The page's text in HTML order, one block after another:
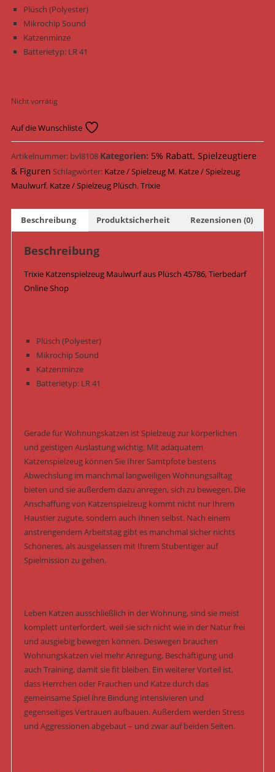
Plüsch (Polyester)
Mikrochip Sound
Katzenminze
Batterietyp: LR 41
Nicht vorrätig
Auf die Wunschliste
Artikelnummer: bvl8108 Kategorien: 5% Rabatt, Spielzeugtiere
& Figuren Schlagwörter: Katze / Spielzeug M, Katze / Spielzeug
Maulwurf, Katze / Spielzeug Plüsch,Trixie
Beschreibung Produktsicherheit Rezensionen (0)
Beschreibung
Trixie Katzenspielzeug Maulwurf aus Plüsch 45786, Tierbedarf
Online Shop
Plüsch (Polyester)
Mikrochip Sound
Katzenminze
Batterietyp: LR 41
Gerade für Wohnungskatzen ist Spielzeug zur körperlichen
und geistigen Auslastung wichtig. Mit adäquatem
Katzenspielzeug können Sie Ihrer Samtpfote bestens
Abwechslung im manchmal langweiligen Wohnungsalltag
bieten und sie außerdem dazu anregen, sich zu bewegen. Die
Anschaffung von Katzenspielzeug kommt nicht nur Ihrem
Haustier zugute, sondern auch Ihnen selbst. Nach einem
anstrengendem Arbeitstag gibt es manchmal sicher nichts
Schöneres, als ausgelassen mit Ihrem Stubentiger auf
Spielmission zu gehen.
Leben Katzen ausschließlich in der Wohnung, sind sie meist
komplett unterfordert, weil sie sich nicht wie in der Natur frei
und ausgiebig bewegen können. Deswegen brauchen
Wohnungskatzen viel mehr Anregung, Beschäftigung und
auch Training, damit sie fit bleiben. Ein weiterer Vorteil ist,
dass Herrchen oder Frauchen und Katze durch das
gemeinsame Spiel ihre Bindung intensivieren und
gegenseitiges Vertrauen aufbauen. Außerdem werden Stress
und Aggressionen abgebaut – und zwar auf beiden Seiten.